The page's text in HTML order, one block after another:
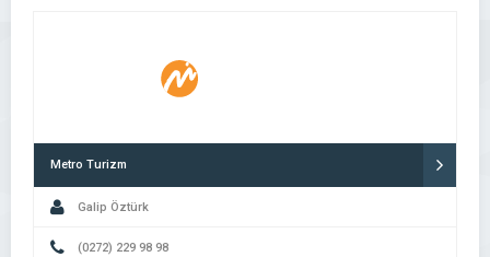
Metro Turizm
Galip Öztürk
(0272) 229 98 98